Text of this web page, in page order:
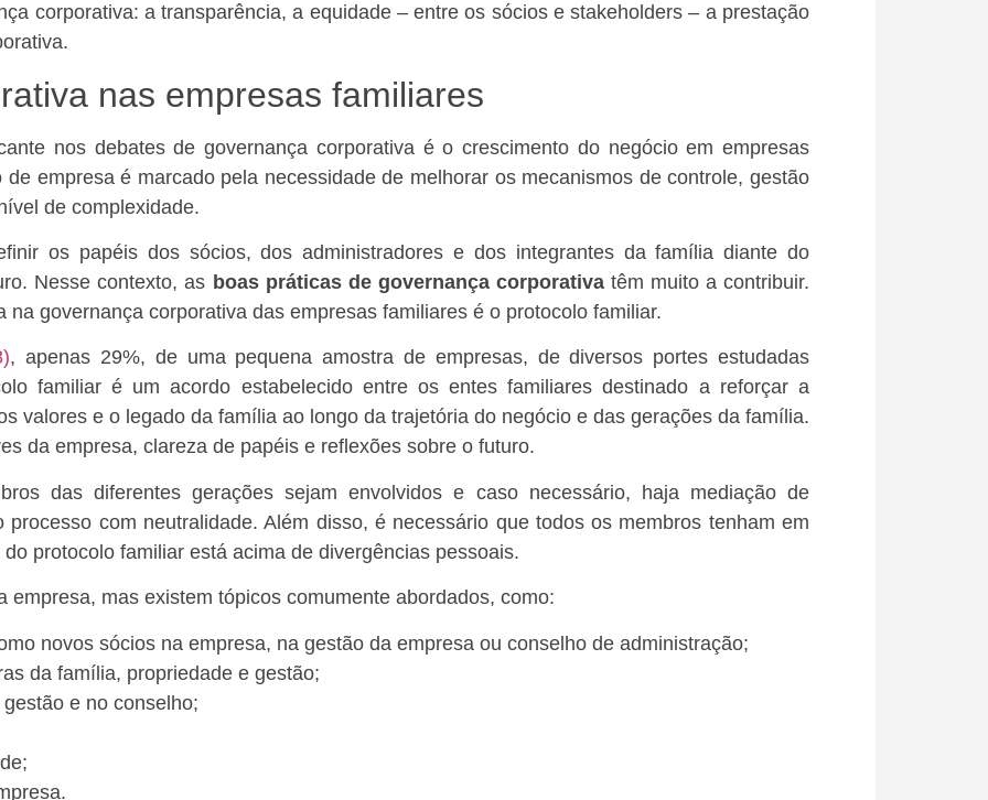
corporativa: a transparência, a equidade – entre os sócios e stakeholders – a prestação
nas empresas familiares
nos debates de governança corporativa é o crescimento do negócio em empresas
empresa é marcado pela necessidade de melhorar os mecanismos de controle, gestão
de complexidade.
os papéis dos sócios, dos administradores e dos integrantes da família diante do
Nesse contexto, as boas práticas de governança corporativatêm muito a contribuir.
na governança corporativa das empresas familiares é o protocolo familiar.
, apenas 29%, de uma pequena amostra de empresas, de diversos portes estudadas
familiar é um acordo estabelecido entre os entes familiares destinado a reforçar a
valores e o legado da família ao longo da trajetória do negócio e das gerações da família.
da empresa, clareza de papéis e reflexões sobre o futuro.
das diferentes gerações sejam envolvidos e caso necessário, haja mediação de
com neutralidade. Além disso, é necessário que todos os membros tenham em
protocolo familiar está acima de divergências pessoais.
empresa, mas existem tópicos comumente abordados, como:
novos sócios na empresa, na gestão da empresa ou conselho de administração;
da família, propriedade e gestão;
e no conselho;